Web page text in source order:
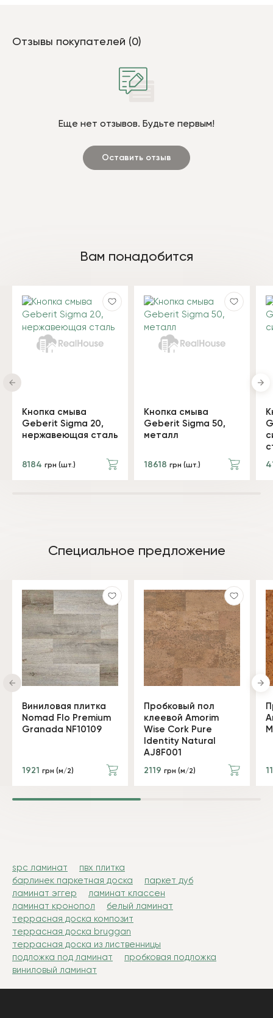
Отзывы покупателей (0)
Еще нет отзывов. Будьте первым!
Оставить отзыв
Вам понадобится
Кнопка смыва
Geberit Sigma 20,
нержавеющая сталь
8184 грн (шт.)
Кнопка смыва
Geberit Sigma 50,
металл
18618 грн (шт.)
Специальное предложение
Виниловая плитка
Nomad Flo Premium
Granada NF10109
1921 грн (м/2)
Пробковый пол
клеевой Amorim
Wise Cork Pure
Identity Natural
AJ8F001
2119 грн (м/2)
spc ламинат
пвх плитка
барлинек паркетная доска
паркет дуб
ламинат эггер
ламинат классен
ламинат кронопол
белый ламинат
террасная доска композит
террасная доска bruggan
террасная доска из лиственницы
подложка под ламинат
пробковая подложка
виниловый ламинат